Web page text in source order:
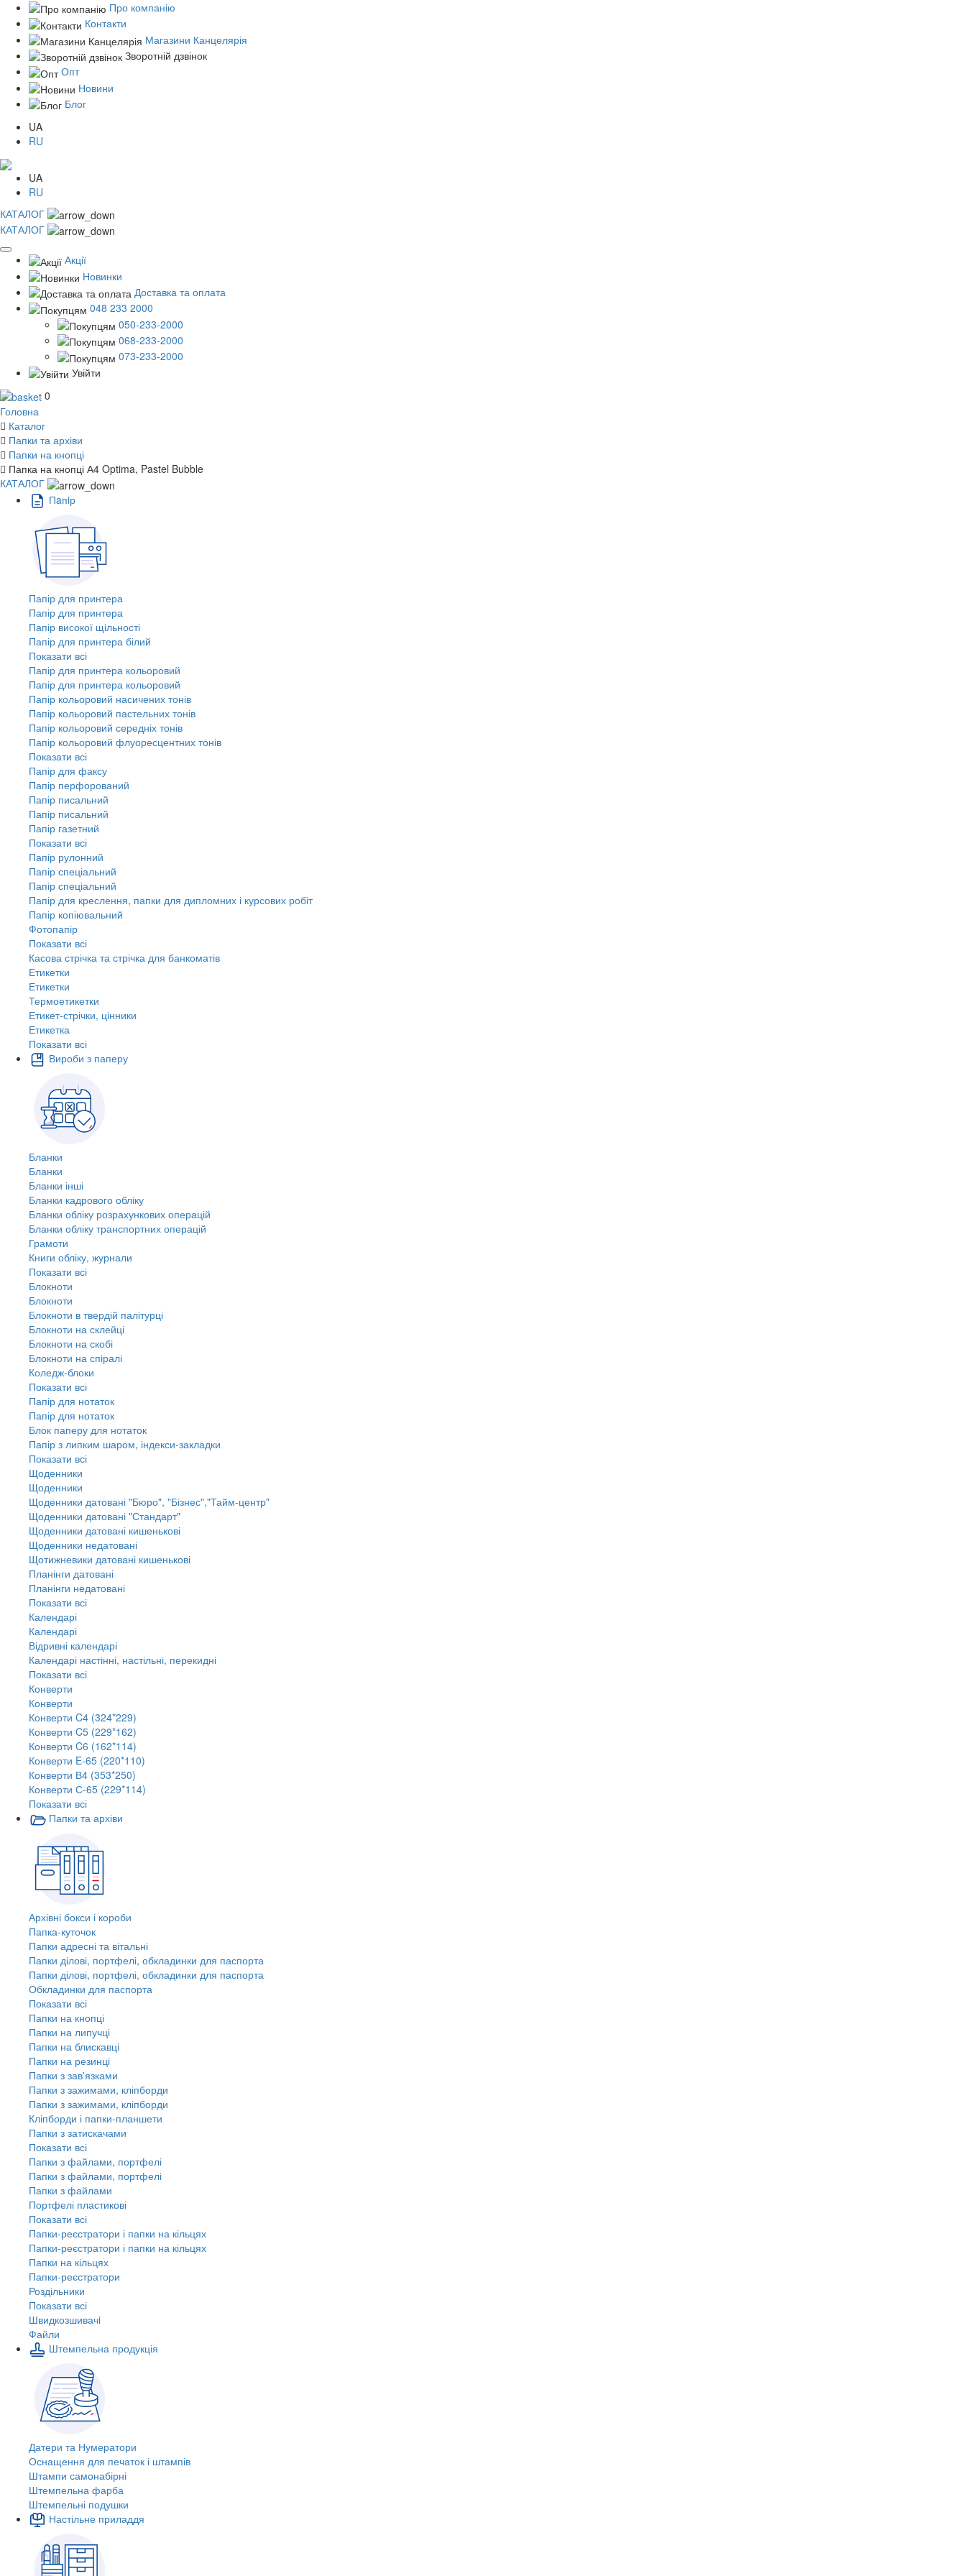
Про компанію
Контакти
Магазини Канцелярія
Зворотній дзвінок
Опт
Новини
Блог
UA
RU
UA
RU
КАТАЛОГ
КАТАЛОГ
Акції
Новинки
Доставка та оплата
048 233 2000
050-233-2000
068-233-2000
073-233-2000
Увійти
0
Головна
Каталог
Папки та архіви
Папки на кнопці
Папка на кнопці А4 Optima, Pastel Bubble
КАТАЛОГ
Пaпiр
Папір для принтера
Папір для принтера
Папір високої щільності
Папір для принтера білий
Показати всі
Папір для принтера кольоровий
Папір для принтера кольоровий
Папір кольоровий насичених тонів
Папір кольоровий пастельних тонів
Папір кольоровий середніх тонів
Папір кольоровий флуоресцентних тонів
Показати всі
Папір для факсу
Папір перфорований
Папір писальний
Папір писальний
Папір газетний
Показати всі
Папір рулонний
Папір спеціальний
Папір спеціальний
Папір для креслення, папки для дипломних і курсових робіт
Папір копіювальний
Фотопапір
Показати всі
Касова стрічка та стрічка для банкоматів
Етикетки
Етикетки
Термоетикетки
Етикет-стрічки, цінники
Етикетка
Показати всі
Вироби з паперу
Бланки
Бланки
Бланки інші
Бланки кадрового обліку
Бланки обліку розрахункових операцій
Бланки обліку транспортних операцій
Грамоти
Книги обліку, журнали
Показати всі
Блокноти
Блокноти
Блокноти в твердій палітурці
Блокноти на склейці
Блокноти на скобі
Блокноти на спіралі
Коледж-блоки
Показати всі
Папір для нотаток
Папір для нотаток
Блок паперу для нотаток
Папір з липким шаром, індекси-закладки
Показати всі
Щоденники
Щоденники
Щоденники датовані "Бюро", "Бізнес","Тайм-центр"
Щоденники датовані "Стандарт"
Щоденники датовані кишенькові
Щоденники недатовані
Щотижневики датовані кишенькові
Планінги датовані
Планінги недатовані
Показати всі
Календарі
Календарі
Відривні календарі
Календарі настінні, настільні, перекидні
Показати всі
Конверти
Конверти
Конверти C4 (324*229)
Конверти C5 (229*162)
Конверти C6 (162*114)
Конверти E-65 (220*110)
Конверти В4 (353*250)
Конверти С-65 (229*114)
Показати всі
Папки та архіви
Архівні бокси і короби
Папка-куточок
Папки адресні та вітальні
Папки ділові, портфелі, обкладинки для паспорта
Папки ділові, портфелі, обкладинки для паспорта
Обкладинки для паспорта
Показати всі
Папки на кнопці
Папки на липучці
Папки на блискавці
Папки на резинці
Папки з зав'язками
Папки з зажимами, кліпборди
Папки з зажимами, кліпборди
Кліпборди і папки-планшети
Папки з затискачами
Показати всі
Папки з файлами, портфелі
Папки з файлами, портфелі
Папки з файлами
Портфелі пластикові
Показати всі
Папки-реєстратори і папки на кільцях
Папки-реєстратори і папки на кільцях
Папки на кільцях
Папки-реєстратори
Роздільники
Показати всі
Швидкозшивачi
Файли
Штемпельна продукція
Датери та Нумератори
Оснащення для печаток і штампів
Штампи самонабірні
Штемпельна фарба
Штемпельні подушки
Настільне приладдя